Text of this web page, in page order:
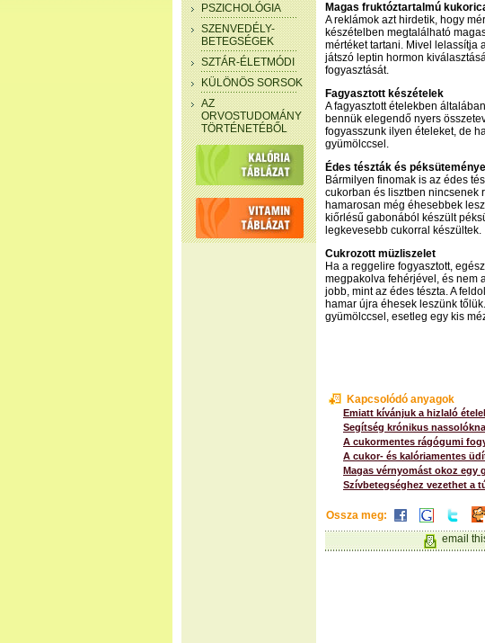
PSZICHOLÓGIA
SZENVEDÉLY-
BETEGSÉGEK
SZTÁR-ÉLETMÓDI
KÜLÖNÖS SORSOK
AZ
ORVOSTUDOMÁNY
TÖRTÉNETÉBŐL
Magas fruktóztartalmú
A reklámok azt hirdetik, hogy
készételben megtalálható
mértéket tartani. Mivel lelassítja
játszó leptin hormon
fogyasztását.
Fagyasztott készételek
A fagyasztott ételekben
bennük elegendő nyers
fogyasszunk ilyen ételeket, de
gyümölccsel.
Édes tészták és
Bármilyen finomak is az édes
cukorban és lisztben nincsenek
hamarosan még éhesebbek
kiőrlésű gabonából készült
legkevesebb cukorral készültek.
Cukrozott müzliszelet
Ha a reggelire fogyasztott,
megpakolva fehérjével, és nem
jobb, mint az édes tészta. A
hamar újra éhesek leszünk
gyümölccsel, esetleg egy kis
Kapcsolódó anyagok
Emiatt kívánjuk a hizlaló
Segítség krónikus
A cukormentes rágógumi
A cukor- és kalóriamentes
Magas vérnyomást okoz egy
Szívbetegséghez vezethet a
Ossza meg:
email